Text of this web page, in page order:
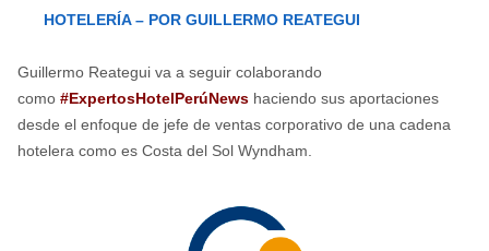
HOTELERÍA – POR GUILLERMO REATEGUI
Guillermo Reategui va a seguir colaborando
como #ExpertosHotelPerúNewshaciendo sus aportaciones
desde el enfoque de jefe de ventas corporativo de una cadena
hotelera como es Costa del Sol Wyndham.